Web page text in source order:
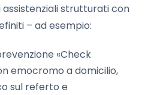
strutturati con
– ad esempio:
«Check
emocromo a domicilio,
sul referto e